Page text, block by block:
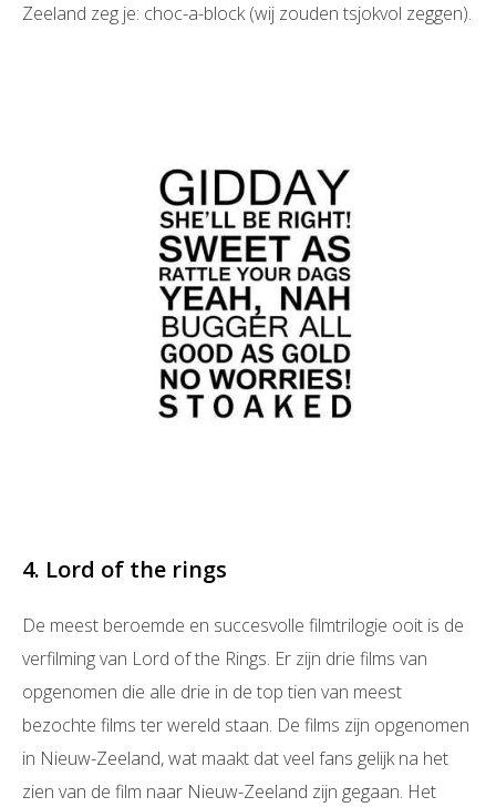
Zeeland zeg je: choc-a-block (wij zouden tsjokvol zeggen).
4. Lord of the rings
De meest beroemde en succesvolle filmtrilogie ooit is de
verfilming van Lord of the Rings. Er zijn drie films van
opgenomen die alle drie in de top tien van meest
bezochte films ter wereld staan. De films zijn opgenomen
in Nieuw-Zeeland, wat maakt dat veel fans gelijk na het
zien van de film naar Nieuw-Zeeland zijn gegaan. Het